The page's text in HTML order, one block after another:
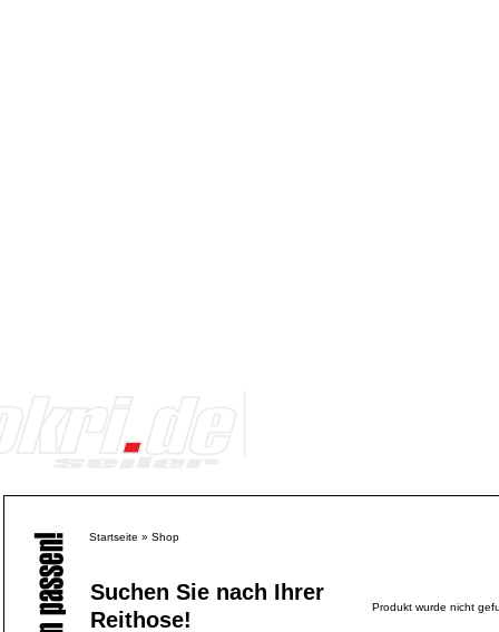
Startseite » Shop
Suchen Sie nach Ihrer
Reithose!
Produkt wurde nicht